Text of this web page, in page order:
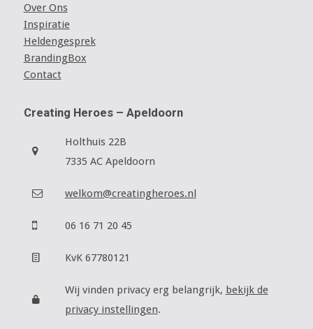
Over Ons
Inspiratie
Heldengesprek
BrandingBox
Contact
Creating Heroes – Apeldoorn
Holthuis 22B
7335 AC Apeldoorn
welkom@creatingheroes.nl
06 16 71 20 45
KvK 67780121
Wij vinden privacy erg belangrijk, bekijk de
privacy instellingen.